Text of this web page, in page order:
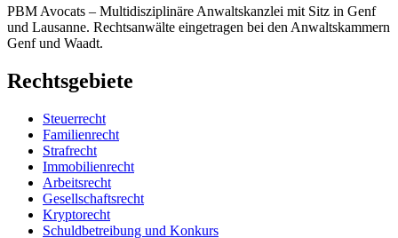
PBM Avocats – Multidisziplinäre Anwaltskanzlei mit Sitz in Genf
und Lausanne. Rechtsanwälte eingetragen bei den Anwaltskammern
Genf und Waadt.
Rechtsgebiete
Steuerrecht
Familienrecht
Strafrecht
Immobilienrecht
Arbeitsrecht
Gesellschaftsrecht
Kryptorecht
Schuldbetreibung und Konkurs